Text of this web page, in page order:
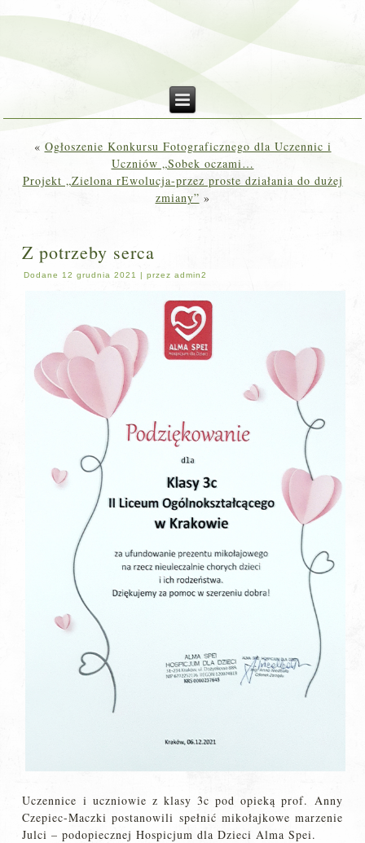
« Ogłoszenie Konkursu Fotograficznego dla Uczennic i
Uczniów „Sobek oczami…
Projekt „Zielona rEwolucja-przez proste działania do dużej
zmiany” »
Z potrzeby serca
Dodane 12 grudnia 2021 |przez admin2
Uczennice i uczniowie z klasy 3c pod opieką prof. Anny
Czepiec-Maczki postanowili spełnić mikołajkowe marzenie
Julci – podopiecznej Hospicjum dla Dzieci Alma Spei.